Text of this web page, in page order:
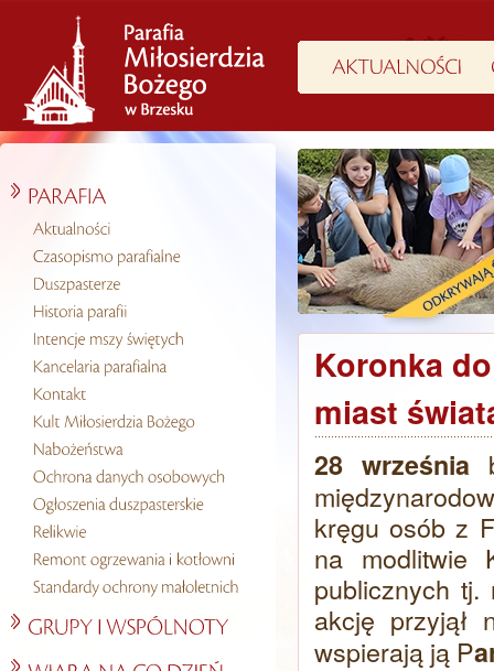
Koronka
miast
28 września
kręgu osób z
na modlitwie
publicznych tj.
akcję przyjął
wspierają ją P